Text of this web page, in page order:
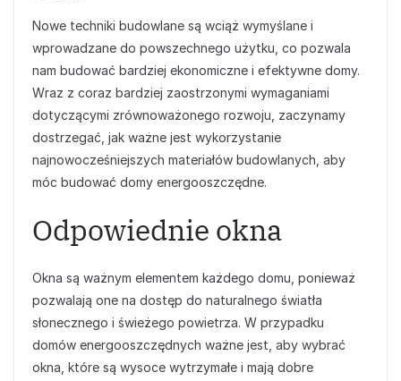
Nowe techniki budowlane są wciąż wymyślane i
wprowadzane do powszechnego użytku, co pozwala
nam budować bardziej ekonomiczne i efektywne domy.
Wraz z coraz bardziej zaostrzonymi wymaganiami
dotyczącymi zrównoważonego rozwoju, zaczynamy
dostrzegać, jak ważne jest wykorzystanie
najnowocześniejszych materiałów budowlanych, aby
móc budować domy energooszczędne.
Odpowiednie okna
Okna są ważnym elementem każdego domu, ponieważ
pozwalają one na dostęp do naturalnego światła
słonecznego i świeżego powietrza. W przypadku
domów energooszczędnych ważne jest, aby wybrać
okna, które są wysoce wytrzymałe i mają dobre